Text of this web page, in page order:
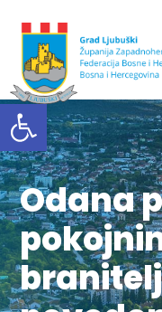
Odana
Open toolbar